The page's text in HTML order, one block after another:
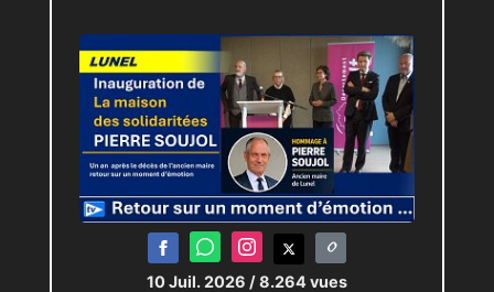
collectivités. Elle a travaillé
avecStéphan Rossignol,
président de l’Agglomération
du Pays de l’Or et maire de La
Grande-Motte à la mairie de
NiMES puis au cabinet de
Carole Delgaà la Région
Occitanie.10 Juil. 2026 / 8.264 vues